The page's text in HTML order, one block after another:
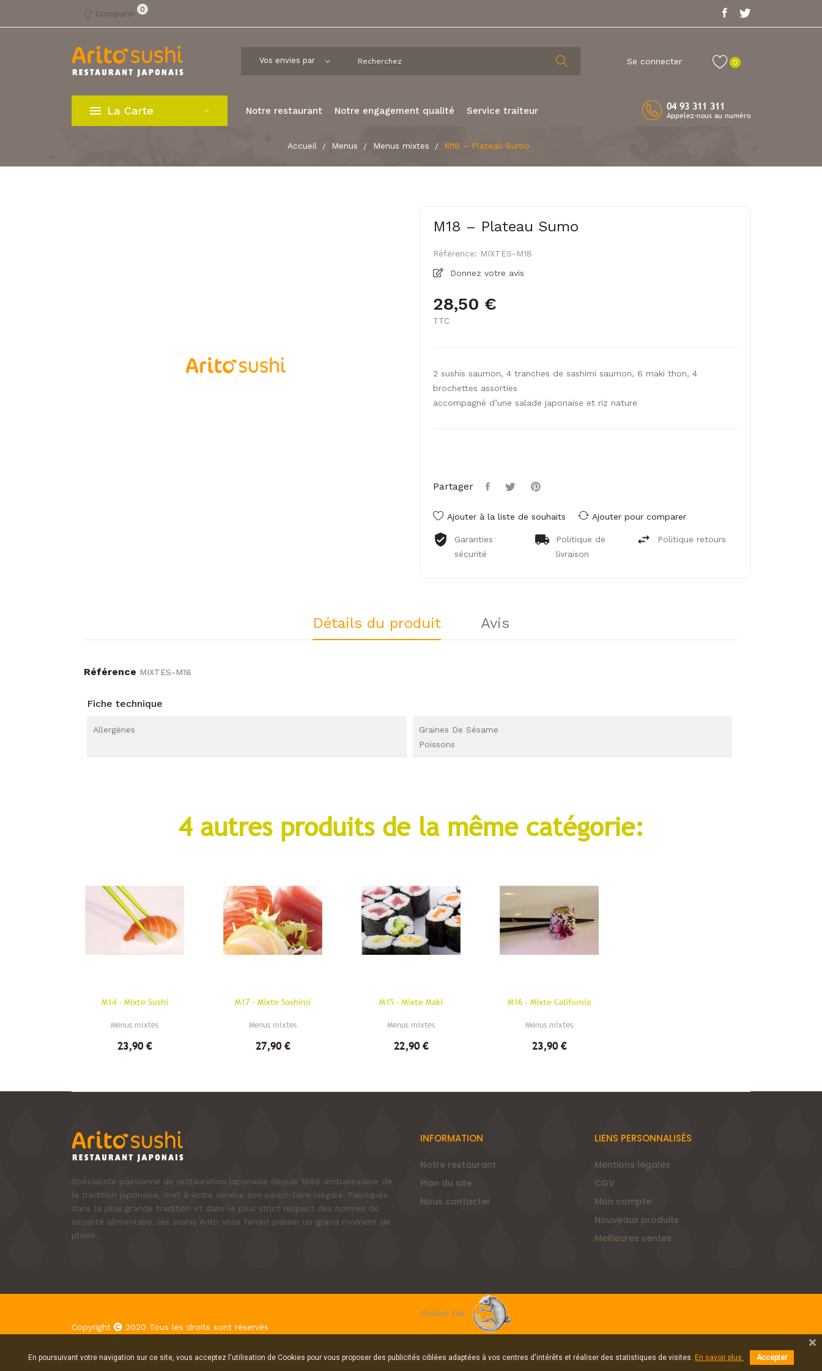
Comparer 0
0
Se connecter
04 93 311 311
Appelez-nous au numéro
La Carte Notre restaurant Notre engagement qualité Service traiteur
Accueil Menus Menus mixtes M18 – Plateau Sumo
M18 – Plateau Sumo
Référence: MIXTES-M18
Donnez votre avis
28,50 €
TTC
2 sushis saumon, 4 tranches de sashimi saumon, 6 maki thon, 4
brochettes assorties
accompagné d’une salade japonaise et riz nature
Partager
Ajouter à la liste de souhaits Ajouter pour comparer
Garanties
sécurité
Politique de
livraison
Politique retours
Détails du produit Avis
Référence MIXTES-M18
Fiche technique
Allergènes
Graines De Sésame
Poissons
4 autres produits de la même catégorie:
M14 - Mixte Sushi
Menus mixtes
23,90 €
M17 – Mixte Sashimi
Menus mixtes
27,90 €
M15 - Mixte Maki
Menus mixtes
22,90 €
M16 - Mixte California
Menus mixtes
23,90 €
Spécialiste passionné de restauration japonaise depuis 1986 ambassadeur de
la tradition japonaise, met à votre service son savoir-faire inégalé. Fabriqués
dans la plus grande tradition et dans le plus strict respect des normes de
sécurité alimentaire, les sushis Arito vous feront passer un grand moment de
plaisir.
INFORMATION
Notre restaurant
Plan du site
Nous contacter
LIENS PERSONNALISÉS
Mentions légales
CGV
Mon compte
Nouveaux produits
Meilleures ventes
Copyright 2020 Tous les droits sont réservés
Réalisé par
En poursuivant votre navigation sur ce site, vous acceptez l'utilisation de Cookies pour vous proposer des publicités ciblées adaptées à vos centres d'intérêts et réaliser des statistiques de visites. En savoir plus. Accepter